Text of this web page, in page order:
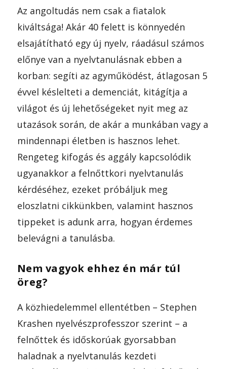
Az angoltudás nem csak a fiatalok
kiváltsága! Akár 40 felett is könnyedén
elsajátítható egy új nyelv, ráadásul számos
előnye van a nyelvtanulásnak ebben a
korban: segíti az agyműködést, átlagosan 5
évvel késlelteti a demenciát, kitágítja a
világot és új lehetőségeket nyit meg az
utazások során, de akár a munkában vagy a
mindennapi életben is hasznos lehet.
Rengeteg kifogás és aggály kapcsolódik
ugyanakkor a felnőttkori nyelvtanulás
kérdéséhez, ezeket próbáljuk meg
eloszlatni cikkünkben, valamint hasznos
tippeket is adunk arra, hogyan érdemes
belevágni a tanulásba.
Nem vagyok ehhez én már túl
öreg?
A közhiedelemmel ellentétben – Stephen
Krashen nyelvészprofesszor szerint – a
felnőttek és időskorúak gyorsabban
haladnak a nyelvtanulás kezdeti